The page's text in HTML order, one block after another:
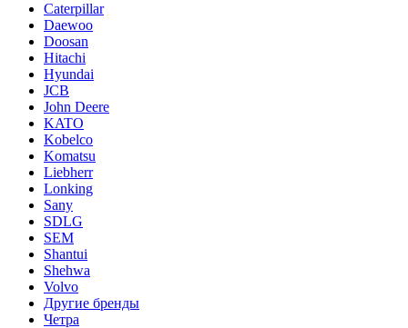
Caterpillar
Daewoo
Doosan
Hitachi
Hyundai
JCB
John Deere
KATO
Kobelco
Komatsu
Liebherr
Lonking
Sany
SDLG
SEM
Shantui
Shehwa
Volvo
Другие бренды
Четра